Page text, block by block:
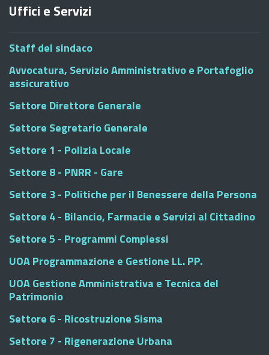
Uffici e Servizi
Staff del sindaco
Avvocatura, Servizio Amministrativo e Portafoglio
assicurativo
Settore Direttore Generale
Settore Segretario Generale
Settore 1 - Polizia Locale
Settore 8 - PNRR - Gare
Settore 3 - Politiche per il Benessere della Persona
Settore 4 - Bilancio, Farmacie e Servizi al Cittadino
Settore 5 - Programmi Complessi
UOA Programmazione e Gestione LL. PP.
UOA Gestione Amministrativa e Tecnica del
Patrimonio
Settore 6 - Ricostruzione Sisma
Settore 7 - Rigenerazione Urbana